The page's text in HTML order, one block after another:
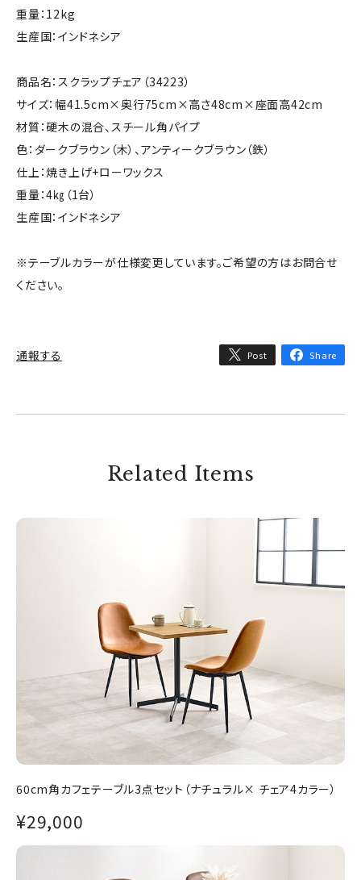
重量：12kg
生産国：インドネシア
商品名：スクラップチェア（34223）
サイズ：幅41.5cm×奥行75cm×高さ48cm×座面高42cm
材質：硬木の混合、スチール角パイプ
色：ダークブラウン（木）、アンティークブラウン（鉄）
仕上：焼き上げ+ローワックス
重量：4㎏（1台）
生産国：インドネシア
※テーブルカラーが仕様変更しています。ご希望の方はお問合せ
ください。
通報する Post Share
Related Items
60cm角カフェテーブル3点セット（ナチュラル× チェア4カラー）
¥29,000